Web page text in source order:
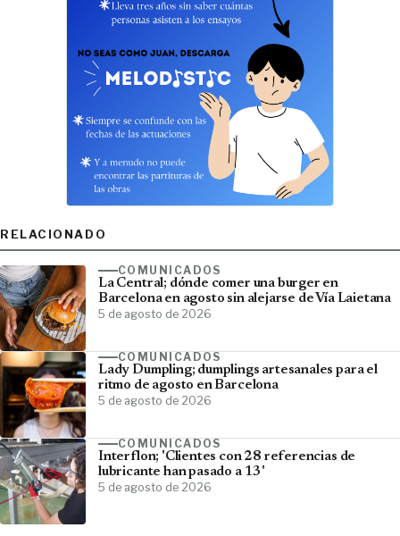
RELACIONADO
COMUNICADOS
La Central; dónde comer una burger en
Barcelona en agosto sin alejarse de Vía Laietana
5 de agosto de 2026
COMUNICADOS
Lady Dumpling; dumplings artesanales para el
ritmo de agosto en Barcelona
5 de agosto de 2026
COMUNICADOS
Interflon; 'Clientes con 28 referencias de
lubricante han pasado a 13'
5 de agosto de 2026